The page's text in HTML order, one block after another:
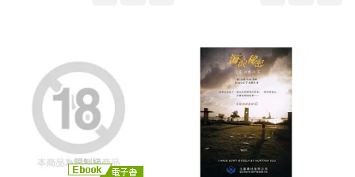
林珂如(27)
（德）古斯塔夫·施瓦布(27)
SS-Paradiseガールズ(26)
石油工業出版社(163)
海豚出版社(162)